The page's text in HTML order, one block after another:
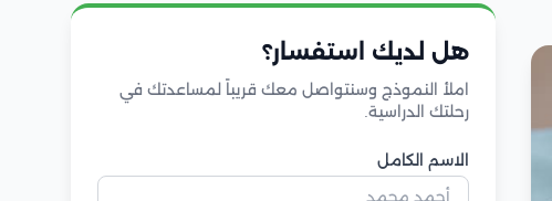
هل لديك استفسار؟
املأ النموذج وسنتواصل معك قريباً لمساعدتك في
رحلتك الدراسية.
الاسم الكامل